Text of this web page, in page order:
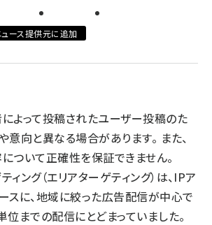
ース提供元に追加
よって投稿されたユーザー投稿のた
意向と異なる場合があります。 また、
ついて正確性を保証できません。
ング（エリアターゲティング）は、IPア
スに、地域に絞った広告配信が中心で
位までの配信にとどまっていました。